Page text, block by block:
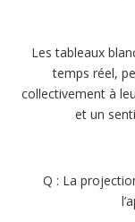
Les tableaux
temps réel,
collectivement à
et un
Q : La